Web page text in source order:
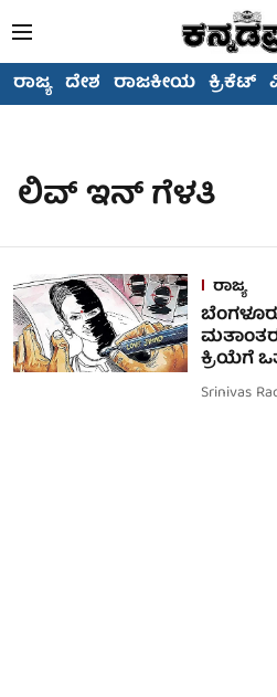
ರಾಜ್ಯ ದೇಶ ರಾಜಕೀಯ ಕ್ರಿಕೆಟ್
ಲಿವ್ ಇನ್ ಗೆಳತಿ
ರಾಜ್ಯ
ಕ್ರಿಯೆಗೆ
Srinivas